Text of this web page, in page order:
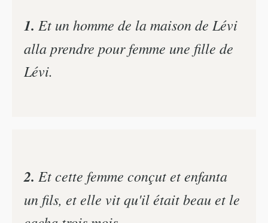
1. Et un homme de la maison de Lévi
alla prendre pour femme une fille de
Lévi.
2. Et cette femme conçut et enfanta
un fils, et elle vit qu'il était beau et le